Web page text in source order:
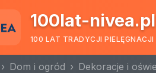
100lat-nivea.pl
100 LAT TRADYCJI
Dom i ogród Dekoracje i